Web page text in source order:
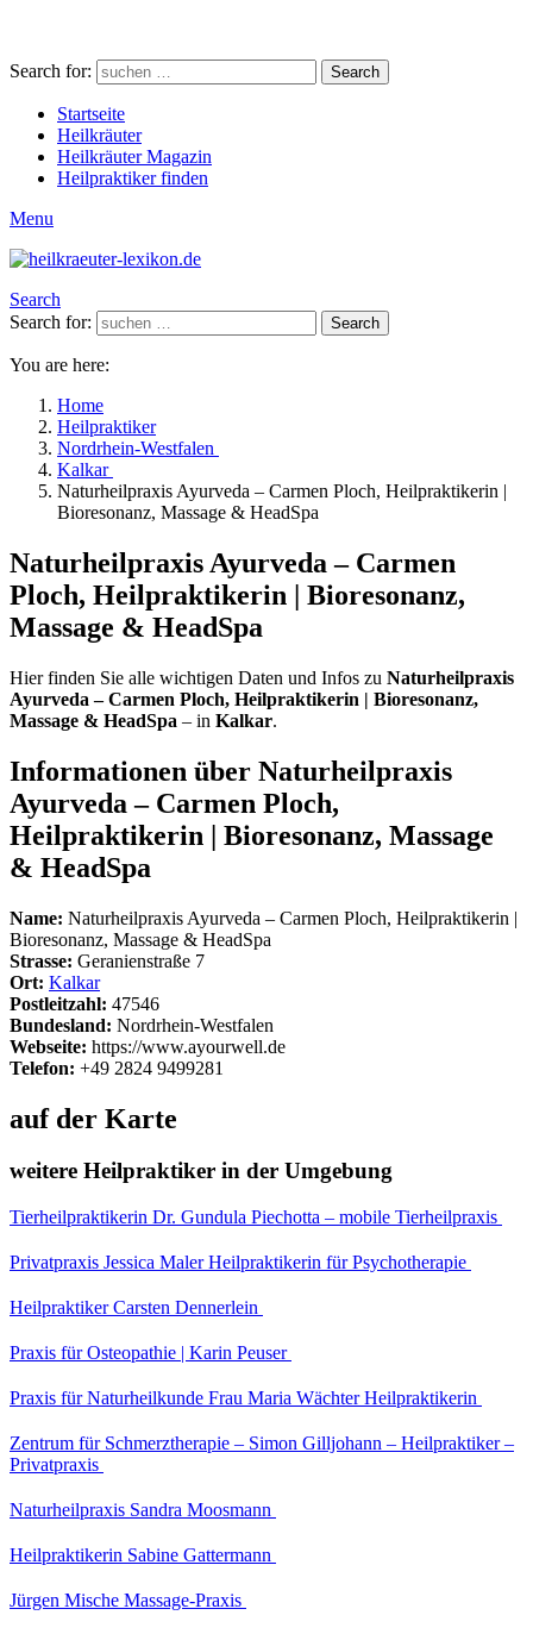
Search for: Search
Startseite
Heilkräuter
Heilkräuter Magazin
Heilpraktiker finden
Menu
Search
Search for:
Search
You are here:
Home
Heilpraktiker
Nordrhein-Westfalen
Kalkar
Naturheilpraxis Ayurveda – Carmen Ploch, Heilpraktikerin |
Bioresonanz, Massage & HeadSpa
Naturheilpraxis Ayurveda – Carmen
Ploch, Heilpraktikerin | Bioresonanz,
Massage & HeadSpa
Hier finden Sie alle wichtigen Daten und Infos zu Naturheilpraxis
Ayurveda – Carmen Ploch, Heilpraktikerin | Bioresonanz,
Massage & HeadSpa – in Kalkar.
Informationen über Naturheilpraxis
Ayurveda – Carmen Ploch,
Heilpraktikerin | Bioresonanz, Massage
& HeadSpa
Name: Naturheilpraxis Ayurveda – Carmen Ploch, Heilpraktikerin |
Bioresonanz, Massage & HeadSpa
Strasse: Geranienstraße 7
Ort: Kalkar
Postleitzahl: 47546
Bundesland: Nordrhein-Westfalen
Webseite: https://www.ayourwell.de
Telefon: +49 2824 9499281
auf der Karte
weitere Heilpraktiker in der Umgebung
Tierheilpraktikerin Dr. Gundula Piechotta – mobile Tierheilpraxis
Privatpraxis Jessica Maler Heilpraktikerin für Psychotherapie
Heilpraktiker Carsten Dennerlein
Praxis für Osteopathie | Karin Peuser
Praxis für Naturheilkunde Frau Maria Wächter Heilpraktikerin
Zentrum für Schmerztherapie – Simon Gilljohann – Heilpraktiker –
Privatpraxis
Naturheilpraxis Sandra Moosmann
Heilpraktikerin Sabine Gattermann
Jürgen Mische Massage-Praxis